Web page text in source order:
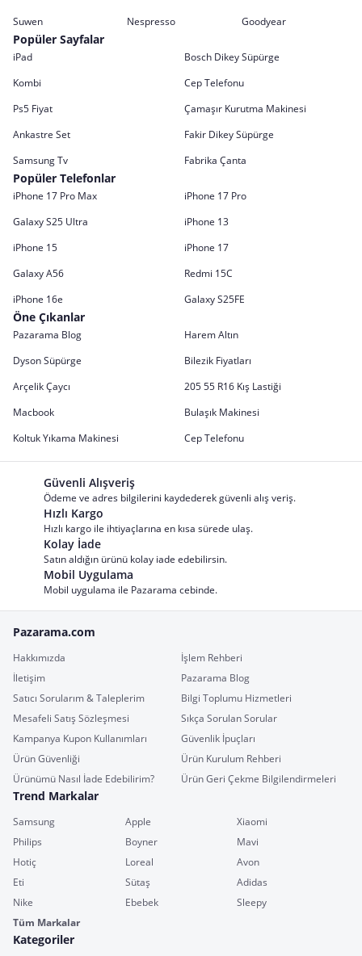
Suwen
Nespresso Goodyear
Popüler Sayfalar
iPad
Bosch Dikey Süpürge
Kombi
Cep Telefonu
Ps5 Fiyat
Çamaşır Kurutma Makinesi
Ankastre Set
Fakir Dikey Süpürge
Samsung Tv
Fabrika Çanta
Popüler Telefonlar
iPhone 17 Pro Max
iPhone 17 Pro
Galaxy S25 Ultra
iPhone 13
iPhone 15
iPhone 17
Galaxy A56
Redmi 15C
iPhone 16e
Galaxy S25FE
Öne Çıkanlar
Pazarama Blog
Harem Altın
Dyson Süpürge
Bilezik Fiyatları
Arçelik Çaycı
205 55 R16 Kış Lastiği
Macbook
Bulaşık Makinesi
Koltuk Yıkama Makinesi
Cep Telefonu
Güvenli Alışveriş
Ödeme ve adres bilgilerini kaydederek güvenli alış veriş.
Hızlı Kargo
Hızlı kargo ile ihtiyaçlarına en kısa sürede ulaş.
Kolay İade
Satın aldığın ürünü kolay iade edebilirsin.
Mobil Uygulama
Mobil uygulama ile Pazarama cebinde.
Pazarama.com
Hakkımızda
İşlem Rehberi
İletişim
Pazarama Blog
Satıcı Sorularım & Taleplerim
Bilgi Toplumu Hizmetleri
Mesafeli Satış Sözleşmesi
Sıkça Sorulan Sorular
Kampanya Kupon Kullanımları
Güvenlik İpuçları
Ürün Güvenliği
Ürün Kurulum Rehberi
Ürünümü Nasıl İade Edebilirim?
Ürün Geri Çekme Bilgilendirmeleri
Trend Markalar
Samsung Apple
Xiaomi
Philips
Boyner
Mavi
Hotiç
Loreal
Avon
Eti
Sütaş
Adidas
Nike
Ebebek
Sleepy
Tüm Markalar
Kategoriler